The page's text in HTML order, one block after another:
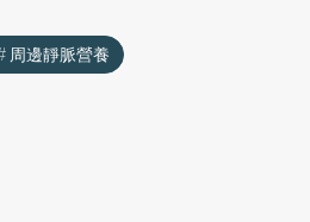
周邊靜脈營養